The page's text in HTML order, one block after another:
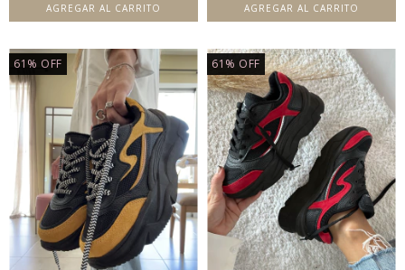
AGREGAR AL CARRITO AGREGAR AL CARRITO
61 % OFF 61 % OFF